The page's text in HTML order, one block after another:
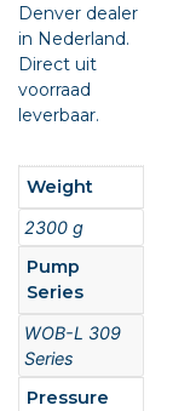
Denver dealer
in Nederland.
Direct uit
voorraad
leverbaar.
Weight
2300 g
Pump
Series
WOB-L 309
Series
Pressure